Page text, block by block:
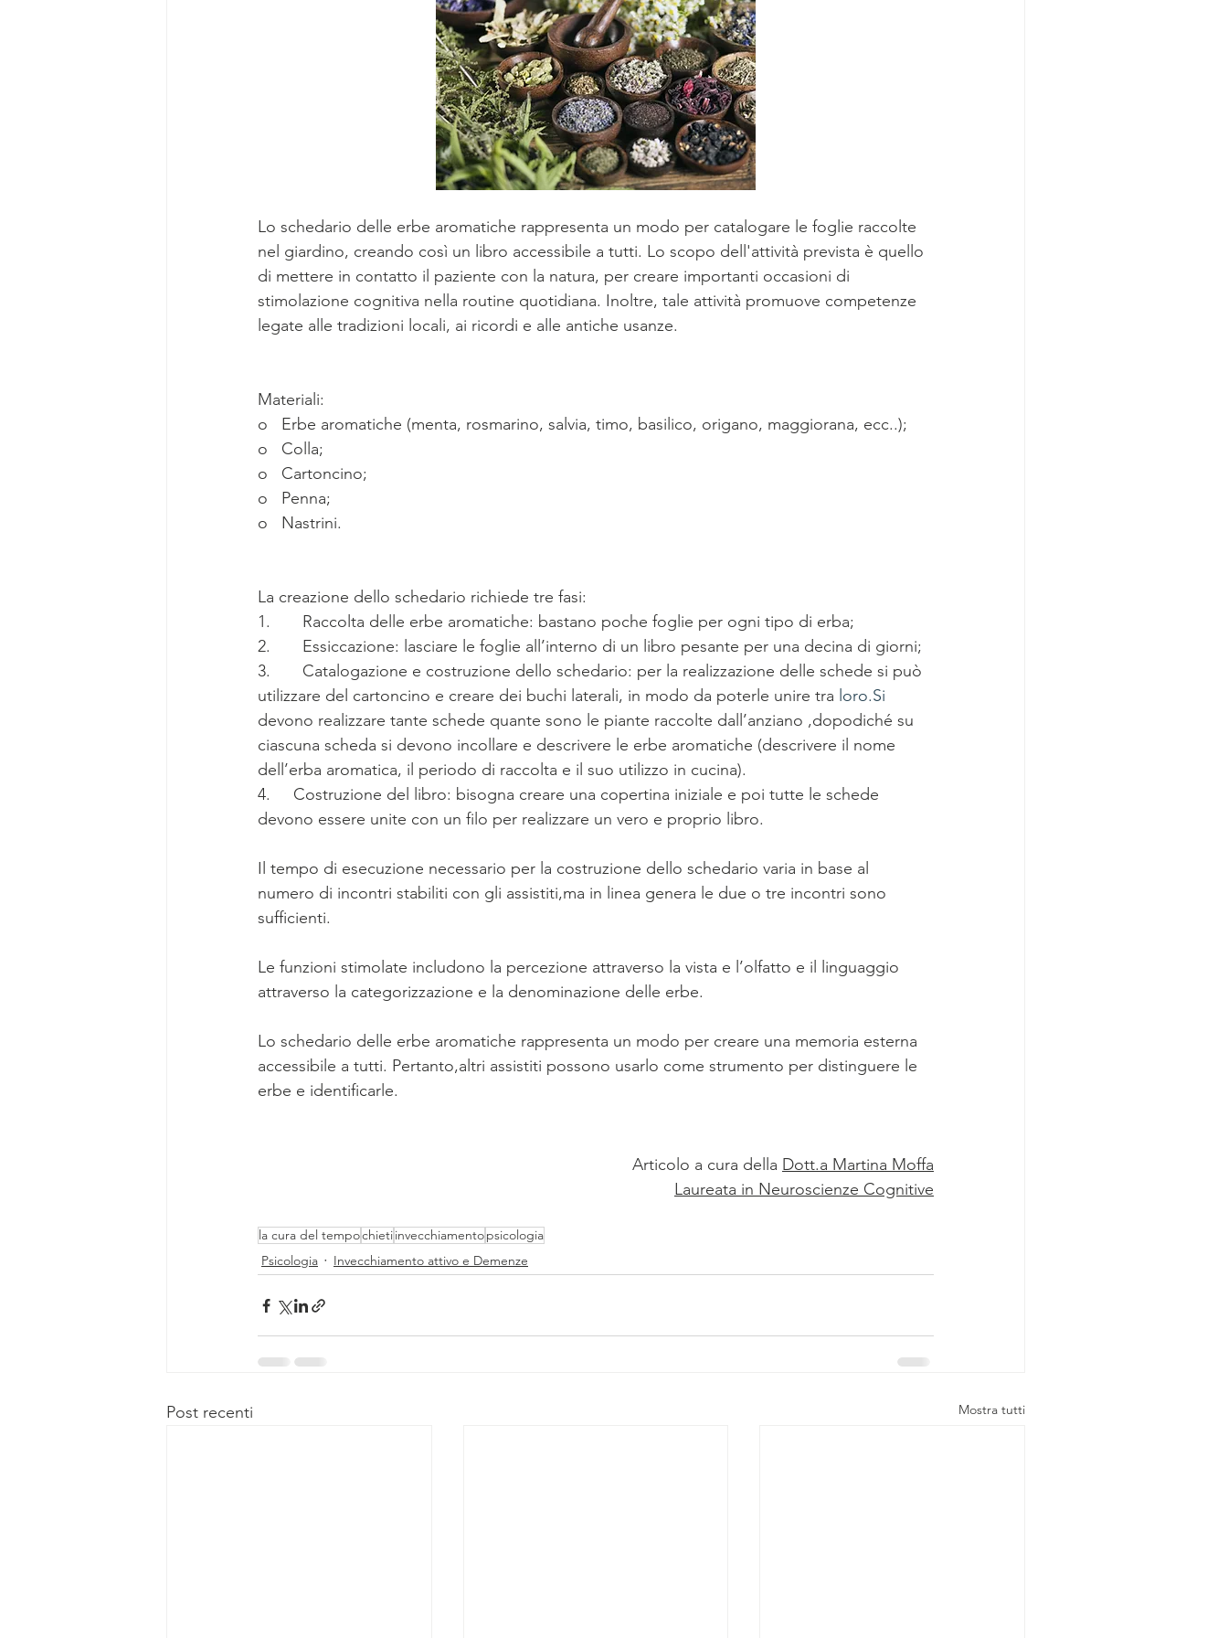
Lo schedario delle erbe aromatiche rappresenta un modo per catalogare le foglie raccolte
nel giardino, creando così un libro accessibile a tutti. Lo scopo dell'attività prevista è quello
di mettere in contatto il paziente con la natura, per creare importanti occasioni di
stimolazione cognitiva nella routine quotidiana. Inoltre, tale attività promuove competenze
legate alle tradizioni locali, ai ricordi e alle antiche usanze.
Materiali:
o   Erbe aromatiche (menta, rosmarino, salvia, timo, basilico, origano, maggiorana, ecc..);
o   Colla;
o   Cartoncino;
o   Penna;
o   Nastrini.
La creazione dello schedario richiede tre fasi:
1.       Raccolta delle erbe aromatiche: bastano poche foglie per ogni tipo di erba;
2.       Essiccazione: lasciare le foglie all’interno di un libro pesante per una decina di giorni;
3.       Catalogazione e costruzione dello schedario: per la realizzazione delle schede si può
utilizzare del cartoncino e creare dei buchi laterali, in modo da poterle unire tra loro.Si
devono realizzare tante schede quante sono le piante raccolte dall’anziano ,dopodiché su
ciascuna scheda si devono incollare e descrivere le erbe aromatiche (descrivere il nome
dell’erba aromatica, il periodo di raccolta e il suo utilizzo in cucina).
4.     Costruzione del libro: bisogna creare una copertina iniziale e poi tutte le schede
devono essere unite con un filo per realizzare un vero e proprio libro.
Il tempo di esecuzione necessario per la costruzione dello schedario varia in base al
numero di incontri stabiliti con gli assistiti,ma in linea genera le due o tre incontri sono
sufficienti.
Le funzioni stimolate includono la percezione attraverso la vista e l’olfatto e il linguaggio
attraverso la categorizzazione e la denominazione delle erbe.
Lo schedario delle erbe aromatiche rappresenta un modo per creare una memoria esterna
accessibile a tutti. Pertanto,altri assistiti possono usarlo come strumento per distinguere le
erbe e identificarle.
Articolo a cura della Dott.a Martina Moffa
Laureata in Neuroscienze Cognitive
la cura del tempochietiinvecchiamentopsicologia
Psicologia
Invecchiamento attivo e Demenze
Post recenti Mostra tutti